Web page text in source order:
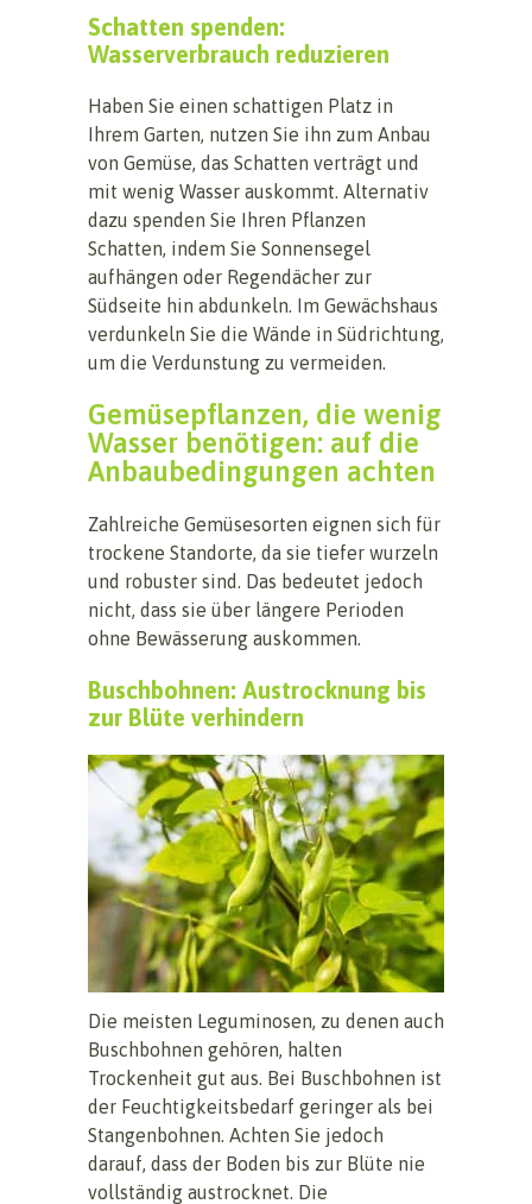
Schatten spenden:
Wasserverbrauch reduzieren
Haben Sie einen schattigen Platz in
Ihrem Garten, nutzen Sie ihn zum Anbau
von Gemüse, das Schatten verträgt und
mit wenig Wasser auskommt. Alternativ
dazu spenden Sie Ihren Pflanzen
Schatten, indem Sie Sonnensegel
aufhängen oder Regendächer zur
Südseite hin abdunkeln. Im Gewächshaus
verdunkeln Sie die Wände in Südrichtung,
um die Verdunstung zu vermeiden.
Gemüsepflanzen, die wenig
Wasser benötigen: auf die
Anbaubedingungen achten
Zahlreiche Gemüsesorten eignen sich für
trockene Standorte, da sie tiefer wurzeln
und robuster sind. Das bedeutet jedoch
nicht, dass sie über längere Perioden
ohne Bewässerung auskommen.
Buschbohnen: Austrocknung bis
zur Blüte verhindern
Die meisten Leguminosen, zu denen auch
Buschbohnen gehören, halten
Trockenheit gut aus. Bei Buschbohnen ist
der Feuchtigkeitsbedarf geringer als bei
Stangenbohnen. Achten Sie jedoch
darauf, dass der Boden bis zur Blüte nie
vollständig austrocknet. Die